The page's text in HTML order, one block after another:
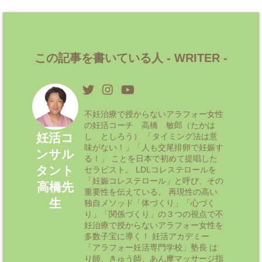
この記事を書いている人 - WRITER -
妊活コ
ンサル
タント
高橋先
生
不妊治療で授からないアラフォー女性
の妊活コーチ 高橋 敏郎（たかは
し としろう） 「タイミング法は意
味がない！」「人も交尾排卵で妊娠す
る！」 ことを日本で初めて提唱した
セラピスト。 LDLコレステロールを
「妊娠コレステロール」と呼び、その
重要性を伝えている。 再現性の高い
独自メソッド「体づくり」「心づく
り」「関係づくり」の３つの視点で不
妊治療で授からないアラフォー女性を
多数子宝に導く！ 妊活アカデミー
「アラフォー妊活専門学校」塾長 は
り師、きゅう師、あん摩マッサージ指